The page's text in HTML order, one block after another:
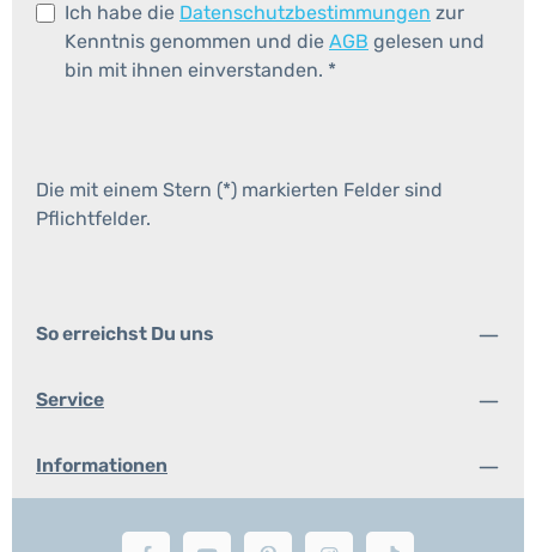
Ich habe die Datenschutzbestimmungen zur
Kenntnis genommen und die AGB gelesen und
bin mit ihnen einverstanden. *
Die mit einem Stern (*) markierten Felder sind
Pflichtfelder.
So erreichst Du uns
Service
Informationen